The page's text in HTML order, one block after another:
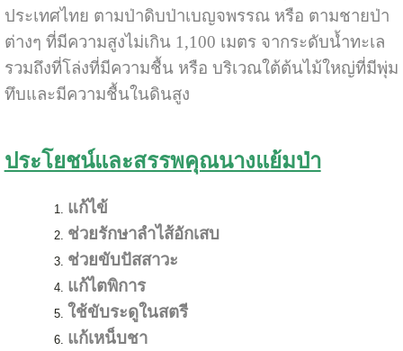
ประเทศไทย ตามป่าดิบป่าเบญจพรรณ หรือ ตามชายป่า
ต่างๆ ที่มีความสูงไม่เกิน 1,100 เมตร จากระดับน้ำทะเล
รวมถึงที่โล่งที่มีความชื้น หรือ บริเวณใต้ต้นไม้ใหญ่ที่มีพุ่ม
ทึบและมีความชื้นในดินสูง
ประโยชน์และสรรพคุณนางแย้มป่า
แก้ไข้
ช่วยรักษาลำไส้อักเสบ
ช่วยขับปัสสาวะ
แก้ไตพิการ
ใช้ขับระดูในสตรี
แก้เหน็บชา